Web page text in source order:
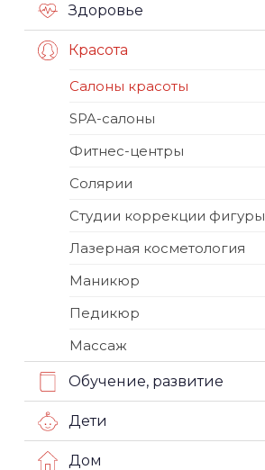
Здоровье
Красота
Салоны красоты
SPA-салоны
Фитнес-центры
Солярии
Студии коррекции фигуры
Лазерная косметология
Маникюр
Педикюр
Массаж
Обучение, развитие
Дети
Дом